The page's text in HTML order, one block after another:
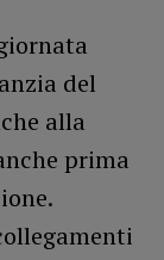
del
alla
prima